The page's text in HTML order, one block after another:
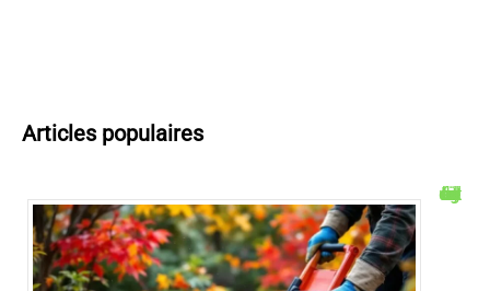
Articles populaires
Le broyage des feuilles mortes : astuces et conseils